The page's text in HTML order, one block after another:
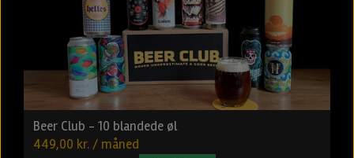
Beer Club - 10 blandede øl
449,00 kr. / måned